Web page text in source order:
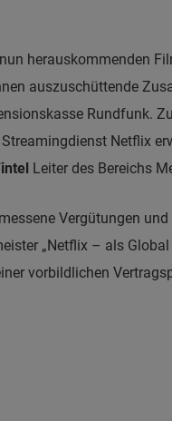
herauskommenden
auszuschüttende
Rundfunk.
Netflix
Leiter des Bereichs
Vergütungen
„Netflix – als
vorbildlichen